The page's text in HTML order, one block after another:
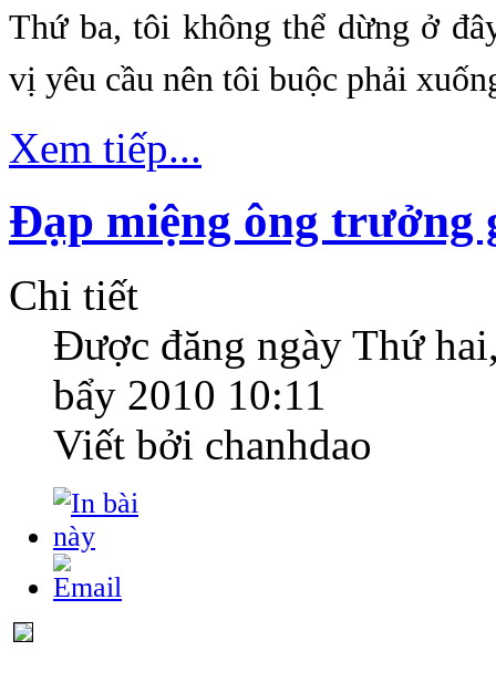
Thứ ba, tôi không thể dừng ở
vị yêu cầu nên tôi buộc phải
Xem tiếp...
Đạp miệng ông trưởng
Chi tiết
Được đăng ngày Thứ
bẩy 2010 10:11
Viết bởi chanhdao